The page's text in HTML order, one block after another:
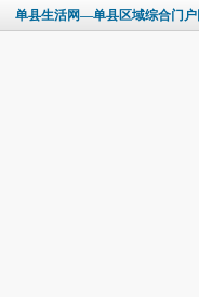
单县生活网—单县区域综合门户